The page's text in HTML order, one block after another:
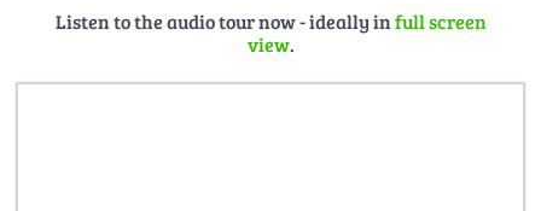
Listen to the audio tour now - ideally infull screen
view.